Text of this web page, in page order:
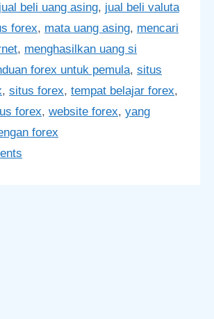
jual beli uang asing, jual beli valuta
forex, mata uang asing, mencari
, menghasilkan uang si
forex untuk pemula, situs
, situs forex, tempat belajar forex,
forex, website forex, yang
forex